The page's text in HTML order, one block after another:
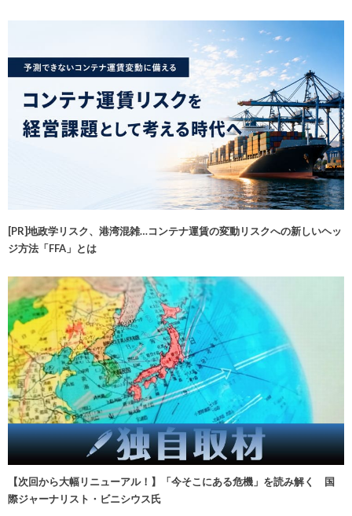
[PR]地政学リスク、港湾混雑…コンテナ運賃の変動リスクへの新しいヘッ
ジ方法「FFA」とは
【次回から大幅リニューアル！】「今そこにある危機」を読み解く 国
際ジャーナリスト・ビニシウス氏